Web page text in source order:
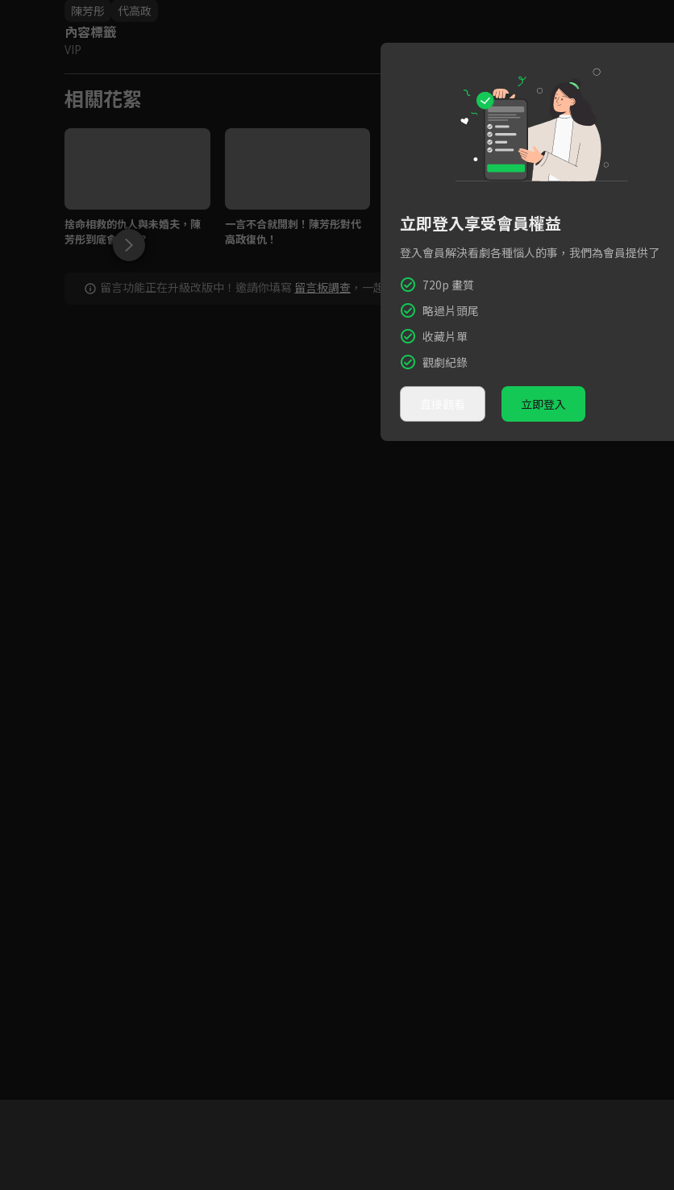
Video
陳芳彤 代高政
內容標籤
VIP
相關花絮
捨命相救的仇人與未婚夫，陳
芳彤到底會選誰？
一言不合就開刺！陳芳彤對代
高政復仇！
又用同一招！代高政的交換條
語出驚人！代高政揚言要搶姪
留言功能正在升級改版中！邀請你填寫 留言板調查 ，一起共創新版留言功能！
立即登入享受會員權益
登入會員解決看劇各種惱人的事，我們為會員提供了
720p 畫質
略過片頭尾
收藏片單
觀劇紀錄
立即登入